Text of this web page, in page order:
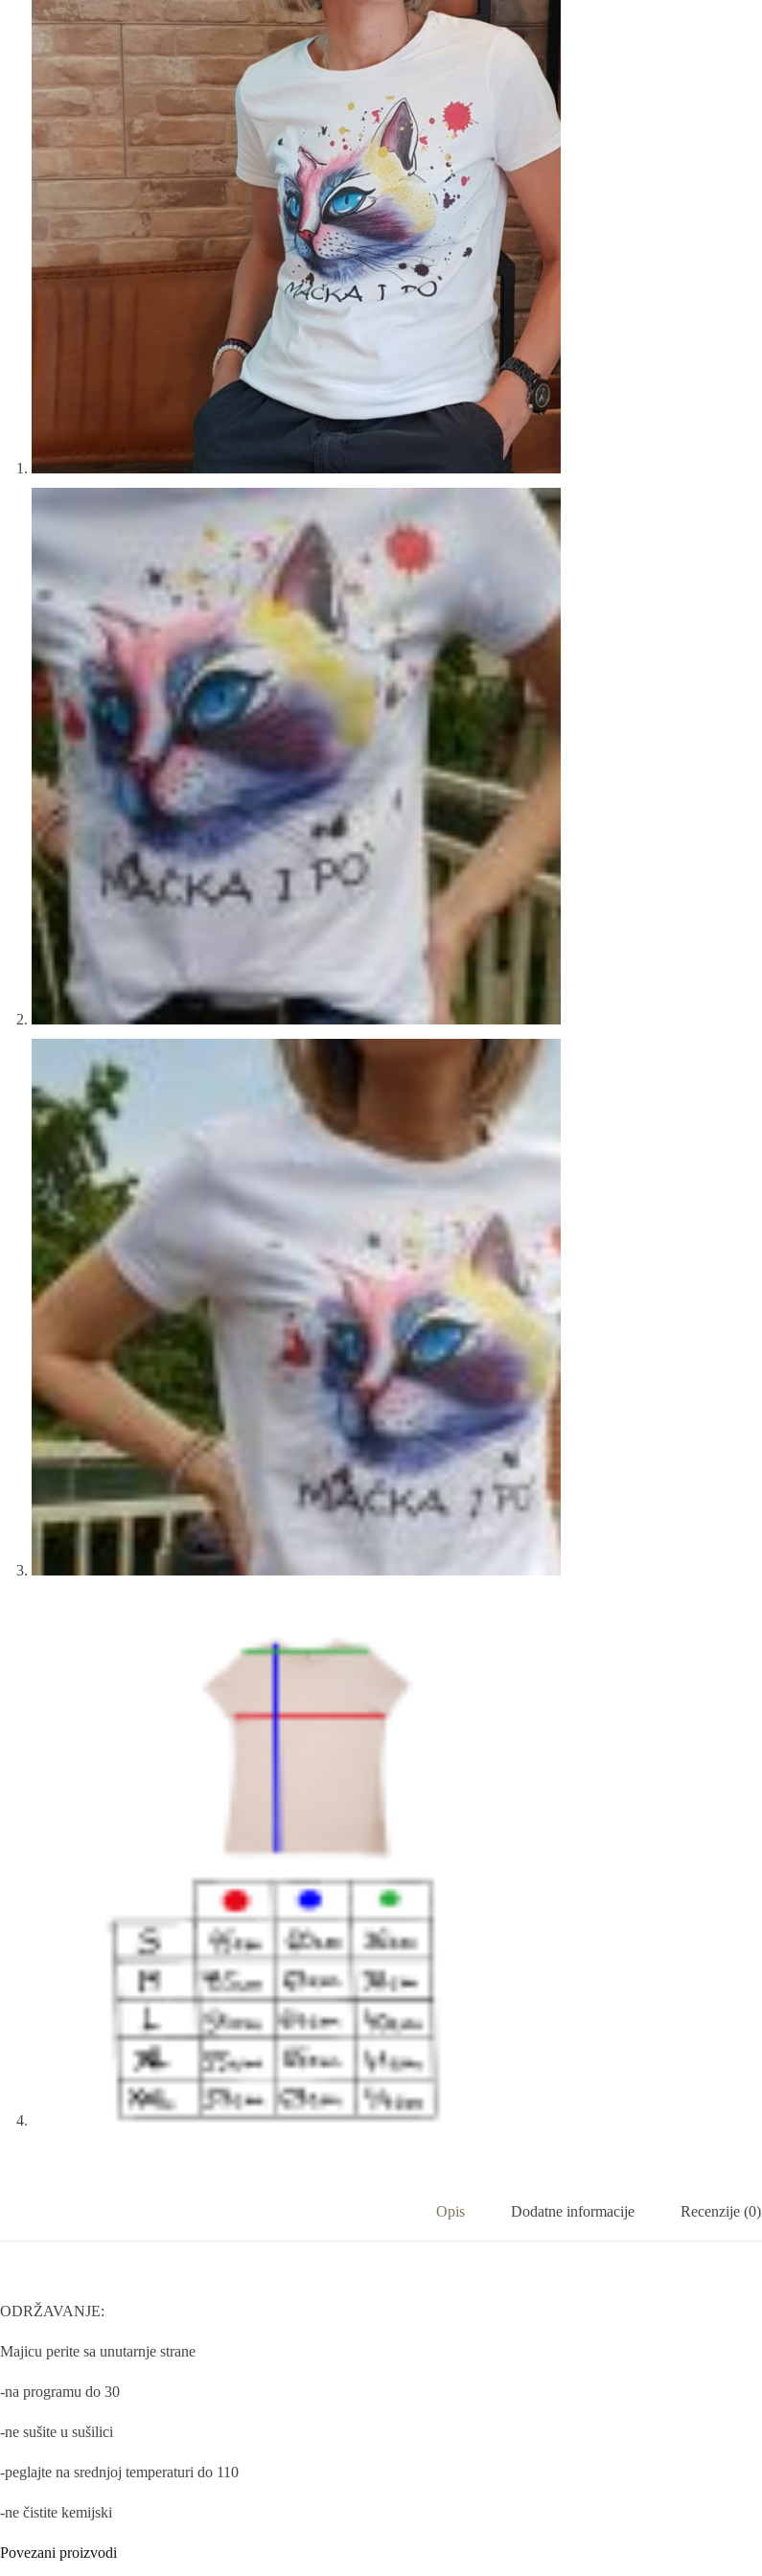
Opis Dodatne informacije Recenzije (0)
ODRŽAVANJE:
Majicu perite sa unutarnje strane
-na programu do 30
-ne sušite u sušilici
-peglajte na srednjoj temperaturi do 110
-ne čistite kemijski
Povezani proizvodi